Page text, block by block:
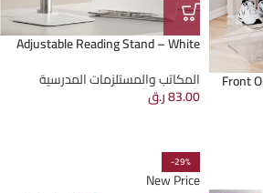
Front
Adjustable Reading Stand – White
المكاتب والمستلزمات المدرسية
83.00ر.ق
-29%
New Price